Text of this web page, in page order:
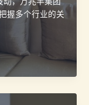
握多个行业的关